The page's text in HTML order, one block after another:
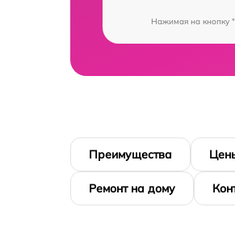
Нажимая на кнопку
Преимущества
Ремонт на дому